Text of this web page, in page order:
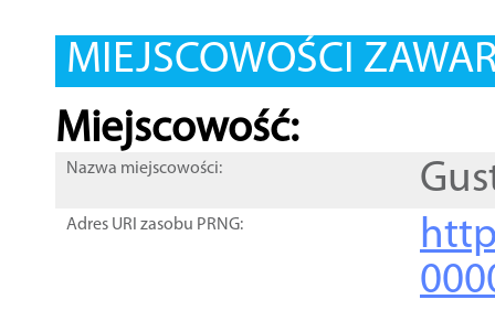
MIEJSCOWOŚCI
Miejscowość:
Nazwa miejscowości:
Adres URI zasobu PRNG: